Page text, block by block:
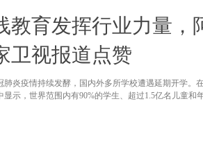
教育发挥行业力量，
卫视报道点赞
肺炎疫情持续发酵，国内外多所学校遭遇延期开学。
显示，世界范围内有90%的学生、超过1.5亿名儿童